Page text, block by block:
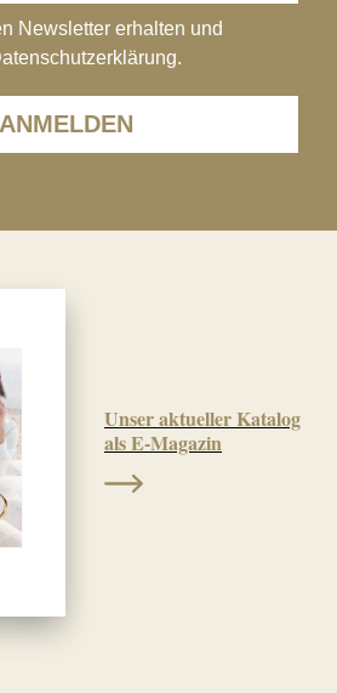
ANMELDEN
Newsletter erhalten und
Unser aktueller Katalog
als E-Magazin